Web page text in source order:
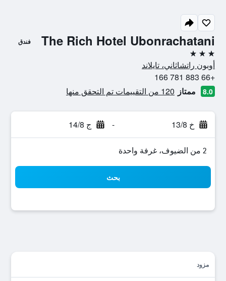
The Rich Hotel Ubonrachatani فندق
3 نجوم
أوبون راتشاثاني، تايلاند
+66 883 781 166
8.0 ممتاز 120 من التقييمات تم التحقق منها
خ 13/8 - ج 14/8
2 من الضيوف، غرفة واحدة
بحث
مزود